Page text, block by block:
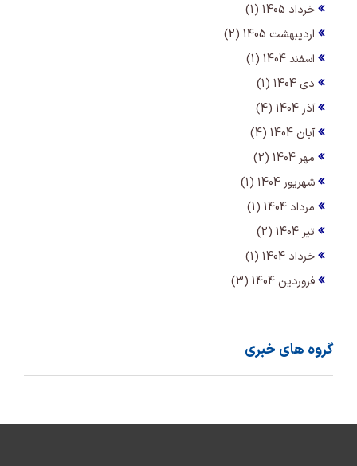
خرداد 1405 (1)
اردیبهشت 1405 (2)
اسفند 1404 (1)
دی 1404 (1)
آذر 1404 (4)
آبان 1404 (4)
مهر 1404 (2)
شهریور 1404 (1)
مرداد 1404 (1)
تیر 1404 (2)
خرداد 1404 (1)
فروردین 1404 (3)
گروه های خبری